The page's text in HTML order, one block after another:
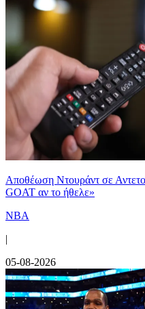
Αποθέωση Ντουράντ σε
GOAT αν το ήθελε»
NBA
|
05-08-2026